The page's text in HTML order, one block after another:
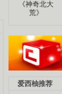
《神奇北大
荒》
爱西柚推荐